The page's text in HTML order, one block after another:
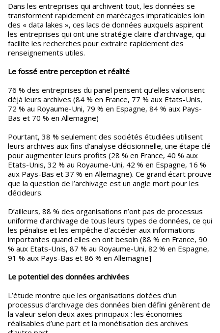
Dans les entreprises qui archivent tout, les données se
transforment rapidement en marécages impraticables loin
des « data lakes », ces lacs de données auxquels aspirent
les entreprises qui ont une stratégie claire d’archivage, qui
facilite les recherches pour extraire rapidement des
renseignements utiles.
Le fossé entre perception et réalité
76 % des entreprises du panel pensent qu’elles valorisent
déjà leurs archives (84 % en France, 77 % aux Etats-Unis,
72 % au Royaume-Uni, 79 % en Espagne, 84 % aux Pays-
Bas et 70 % en Allemagne)
Pourtant, 38 % seulement des sociétés étudiées utilisent
leurs archives aux fins d’analyse décisionnelle, une étape clé
pour augmenter leurs profits (28 % en France, 40 % aux
Etats-Unis, 32 % au Royaume-Uni, 42 % en Espagne, 16 %
aux Pays-Bas et 37 % en Allemagne). Ce grand écart prouve
que la question de l’archivage est un angle mort pour les
décideurs.
D’ailleurs, 88 % des organisations n’ont pas de processus
uniforme d’archivage de tous leurs types de données, ce qui
les pénalise et les empêche d’accéder aux informations
importantes quand elles en ont besoin (88 % en France, 90
% aux Etats-Unis, 87 % au Royaume-Uni, 82 % en Espagne,
91 % aux Pays-Bas et 86 % en Allemagne]
Le potentiel des données archivées
L’étude montre que les organisations dotées d’un
processus d’archivage des données bien défini génèrent de
la valeur selon deux axes principaux : les économies
réalisables d’une part et la monétisation des archives